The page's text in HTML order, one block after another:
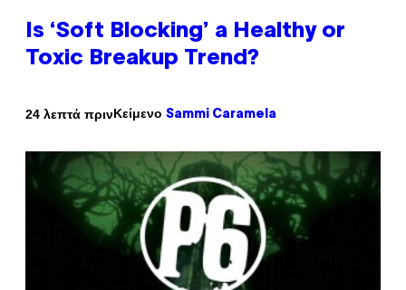
Is ‘Soft Blocking’ a Healthy or
Toxic Breakup Trend?
24 λεπτά πρινΚείμενο Sammi Caramela